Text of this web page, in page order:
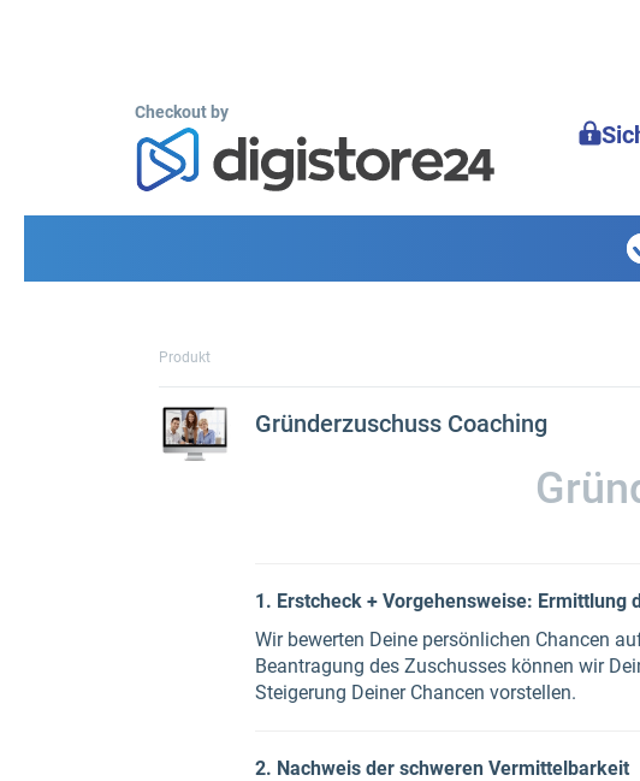
Checkout by
Produkt
Gründerzuschuss Coaching
1. Erstcheck + Vorgehensweise: Ermittlung
Wir bewerten Deine persönlichen Chancen
Beantragung des Zuschusses können wir
Steigerung Deiner Chancen vorstellen.
2. Nachweis der schweren Vermittelbarkeit